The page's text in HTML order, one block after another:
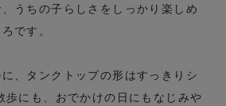
うちの子らしさをしっかり楽しめ
です。
、タンクトップの形はすっきりシ
歩にも、おでかけの日にもなじみや